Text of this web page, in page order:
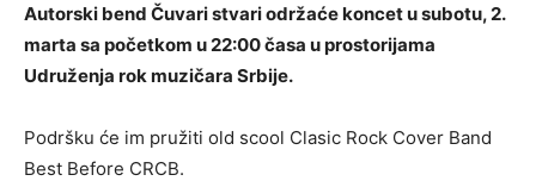
Autorski bend Čuvari stvari održaće koncet u subotu, 2.
marta sa početkom u 22:00 časa u prostorijama
Udruženja rok muzičara Srbije.
Podršku će im pružiti old scool Clasic Rock Cover Band
Best Before CRCB.